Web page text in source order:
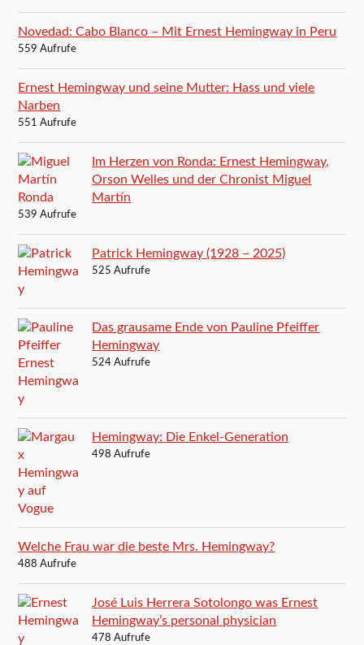
Novedad: Cabo Blanco – Mit Ernest Hemingway in Peru
559 Aufrufe
Ernest Hemingway und seine Mutter: Hass und viele
Narben
551 Aufrufe
Im Herzen von Ronda: Ernest Hemingway,
Orson Welles und der Chronist Miguel
Martín
539 Aufrufe
Patrick Hemingway (1928 – 2025)
525 Aufrufe
Das grausame Ende von Pauline Pfeiffer
Hemingway
524 Aufrufe
Hemingway: Die Enkel-Generation
498 Aufrufe
Welche Frau war die beste Mrs. Hemingway?
488 Aufrufe
José Luis Herrera Sotolongo was Ernest
Hemingway’s personal physician
478 Aufrufe